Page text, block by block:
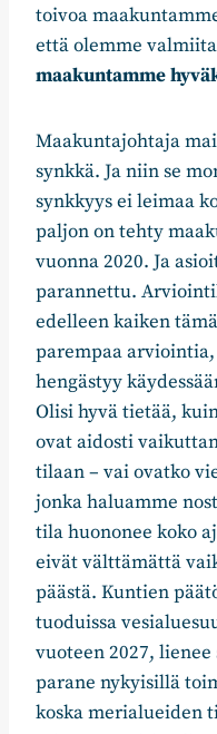
toivoa
että olemme valmiita
maakuntamme
Maakuntajohtaja
synkkä. Ja niin se
synkkyys ei leimaa
paljon on tehty
vuonna 2020. Ja
parannettu.
edelleen kaiken
parempaa
hengästyy
Olisi hyvä tietää,
ovat aidosti
tilaan – vai ovatko
jonka haluamme
tila huononee koko
eivät välttämättä
päästä. Kuntien
tuoduissa
vuoteen 2027,
parane nykyisillä
koska merialueiden